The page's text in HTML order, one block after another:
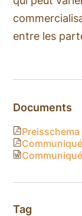
entre les
Documents
Tag